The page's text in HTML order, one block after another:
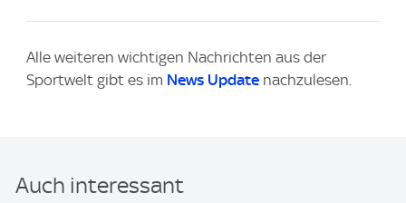
Alle weiteren wichtigen Nachrichten aus der
Sportwelt gibt es im News Update nachzulesen.
Auch interessant